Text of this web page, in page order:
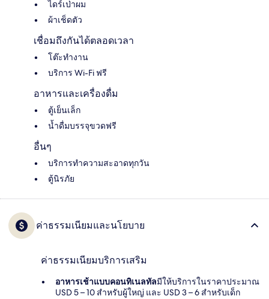
ไดร์เป่าผม
ผ้าเช็ดตัว
เชื่อมถึงกันได้ตลอดเวลา
โต๊ะทำงาน
บริการ Wi-Fi ฟรี
อาหารและเครื่องดื่ม
ตู้เย็นเล็ก
น้ำดื่มบรรจุขวดฟรี
อื่นๆ
บริการทำความสะอาดทุกวัน
ตู้นิรภัย
ค่าธรรมเนียมและนโยบาย
ค่าธรรมเนียมบริการเสริม
อาหารเช้าแบบคอนทิเนลทัลมีให้บริการในราคาประมาณ
USD 5 – 10 สำหรับผู้ใหญ่ และ USD 3 – 6 สำหรับเด็ก